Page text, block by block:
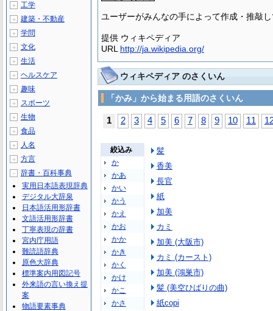
ユーザーがみんなの手によって作成・推敲
提供 ウィキペディア
URL http://ja.wikipedia.org/
ウィキペディア のさくいん
「かみ」から始まる用語のさくいん
1 2 3 4 5 6 7 8 9 10 11
絞込み
か
かあ
かい
かう
かえ
かお
かか
かき
かく
かけ
かこ
かさ
髪
香美
長官
紙
加美
カミ
加美 (大阪市)
カミ (カースト)
加美 (鴻巣市)
髪 (美空ひばりの曲)
紙copi
＋ 工学
＋ 建築・不動産
＋ 学問
＋ 文化
＋ 生活
＋ ヘルスケア
＋ 趣味
＋ スポーツ
＋ 生物
＋ 食品
＋ 人名
＋ 方言
－
辞書・百科事典
実用日本語表現辞典
デジタル大辞泉
日本語活用形辞書
文語活用形辞書
丁寧表現の辞書
宮内庁用語
難読語辞典
原色大辞典
標準案内用図記号
外来語の言い換え提
案
物語要素事典